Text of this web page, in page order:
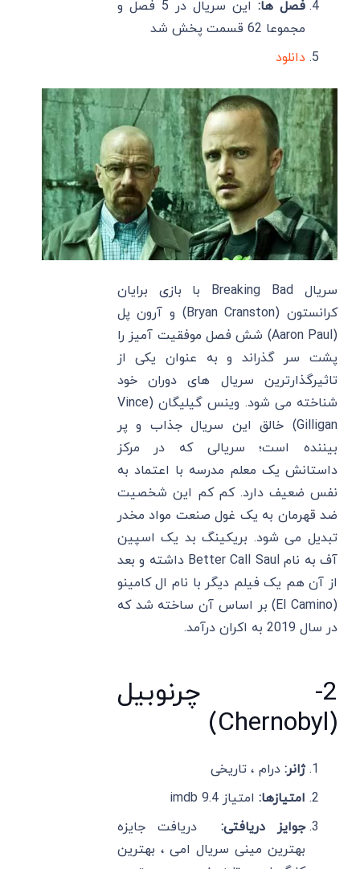
فصل ها:
این سریال در 5 فصل و
مجموعا 62 قسمت پخش شد
دانلود
سریال Breaking Bad با بازی برایان
کرانستون (Bryan Cranston) و آرون پل
(Aaron Paul) شش فصل موفقیت آمیز را
پشت سر گذراند و به عنوان یکی از
تاثیرگذارترین سریال های دوران خود
شناخته می شود. وینس گیلیگان (Vince
Gilligan) خالق این سریال جذاب و پر
بیننده است؛ سریالی که در مرکز
داستانش یک معلم مدرسه با اعتماد به
نفس ضعیف دارد. کم کم این شخصیت
ضد قهرمان به یک غول صنعت مواد مخدر
تبدیل می شود. بریکینگ بد یک اسپین
آف به نام Better Call Saul داشته و بعد
از آن هم یک فیلم دیگر با نام ال کامینو
(El Camino) بر اساس آن ساخته شد که
در سال 2019 به اکران درآمد.
2- چرنوبیل
(Chernobyl)
ژانر: درام ، تاریخی
امتیازها: امتیاز imdb 9.4
جوایز دریافتی:
دریافت جایزه
بهترین مینی سریال امی ، بهترین